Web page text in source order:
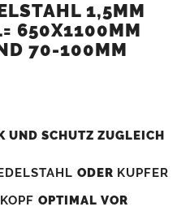
1,5MM
650X1100MM (
70-100MM Ü
UND SCHUTZ ZUGLEICH
ODER KUPFER
OPTIMAL VOR